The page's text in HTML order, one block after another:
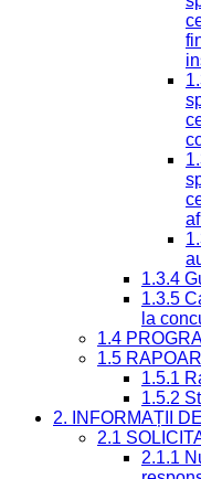
1.3.4
1.3.5
la
1.4
1.5
1.5.1
1.5.2
2. INFORMAȚII
2.1
2.1.1